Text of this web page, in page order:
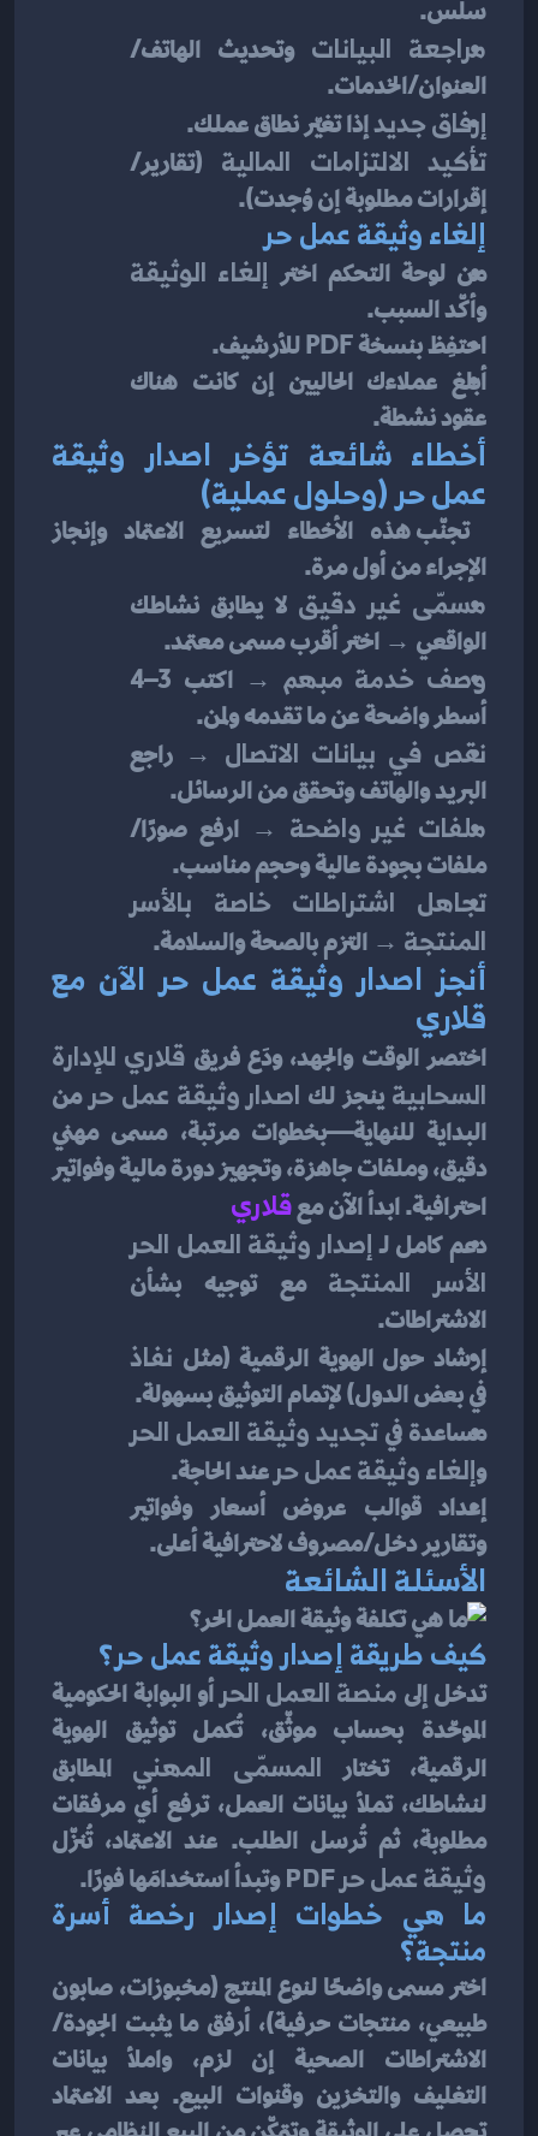
سلس.
مراجعة البيانات وتحديث الهاتف/
العنوان/الخدمات.
إرفاق جديد إذا تغيّر نطاق عملك.
تأكيد الالتزامات المالية (تقارير/
إقرارات مطلوبة إن وُجدت).
إلغاء وثيقة عمل حر
من لوحة التحكم اختر إلغاء الوثيقة
وأكّد السبب.
احتفِظ بنسخة PDF للأرشيف.
عقود نشطة.
عمل حر (وحلول عملية)
تجنّب هذه الأخطاء لتسريع الاعتماد وإنجاز
الإجراء من أول مرة.
مسمّى غير دقيق
الواقعي → اختر أقرب مسمى معتمد.
وصف خدمة مبهم
أسطر واضحة عن ما تقدمه ولمن.
نقص في بيانات الاتصال → راجع
البريد والهاتف وتحقق من الرسائل.
ملفات غير واضحة → ارفع صورًا/
ملفات بجودة عالية وحجم مناسب.
تجاهل اشتراطات خاصة بالأسر
المنتجة → التزم بالصحة والسلامة.
قلاري
اختصر الوقت والجهد، ودَع فريق
السحابية ينجز لك اصدار وثيقة عمل حر
دقيق، وملفات جاهزة، وتجهيز دورة مالية وفواتير
احترافية. ابدأ الآن مع قلاري
دعم كامل لـ
إصدار وثيقة العمل الحر
الأسر المنتجة
الاشتراطات.
إرشاد حول الهوية الرقمية (مثل نفاذ
في بعض الدول) لإتمام التوثيق بسهولة.
مساعدة في تجديد وثيقة العمل الحر
وإلغاء وثيقة عمل حر عند الحاجة.
إعداد قوالب عروض أسعار وفواتير
وتقارير دخل/مصروف لاحترافية أعلى.
الأسئلة الشائعة
كيف طريقة إصدار وثيقة عمل حر؟
تدخل إلى منصة العمل الحر
الرقمية، تختار المسمّى المهني
مطلوبة، ثم تُرسل الطلب. عند الاعتماد، تُنزّل
وثيقة عمل حر PDF وتبدأ استخدامَها فورًا.
منتجة؟
طبيعي، منتجات حرفية)، أرفق ما يثبت الجودة/